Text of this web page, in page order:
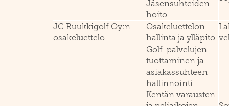
Jäsensuhteiden
hoito
JC Ruukkigolf Oy:n
osakeluettelo
Osakeluettelon
hallinta ja ylläpito
Golf-palvelujen
tuottaminen ja
asiakassuhteen
hallinnointi
Kentän varausten